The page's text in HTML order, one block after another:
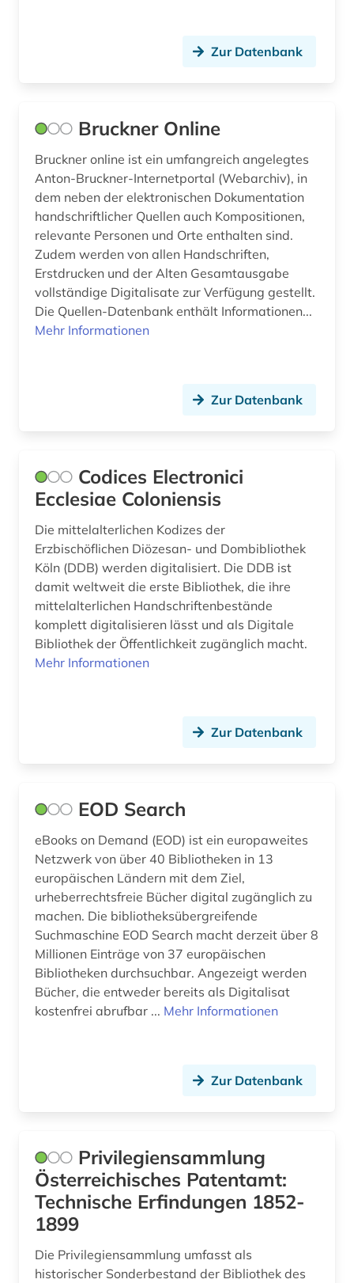
ländlicher raum (1)
manuskript (1)
maschinelles lernen (1)
mecklenburg-vorpommern (2)
medizingeschichte (1)
mittelalter (2)
naturwissenschaft und technik (1)
musikgeschichte (1)
nachdruck (1)
nachfolge (1)
nachhaltigkeit (1)
nacionalna i univerzitetska biblioteka
&amp;quot;sv. kliment ohridski&amp;quot; -
skopje (1)
nordmazedonien (1)
oberösterreich (1)
online-publikation (1)
online-ressource (1)
open access (1)
osteuropa (1)
postkarte (1)
quelle (6)
recht (1)
Zur Datenbank
Bruckner Online
Bruckner online ist ein umfangreich angelegtes
Anton-Bruckner-Internetportal (Webarchiv), in
dem neben der elektronischen Dokumentation
handschriftlicher Quellen auch Kompositionen,
relevante Personen und Orte enthalten sind.
Zudem werden von allen Handschriften,
Erstdrucken und der Alten Gesamtausgabe
vollständige Digitalisate zur Verfügung gestellt.
Die Quellen-Datenbank enthält Informationen...
Mehr Informationen
Zur Datenbank
Codices Electronici
Ecclesiae Coloniensis
Die mittelalterlichen Kodizes der
Erzbischöflichen Diözesan- und Dombibliothek
Köln (DDB) werden digitalisiert. Die DDB ist
damit weltweit die erste Bibliothek, die ihre
mittelalterlichen Handschriftenbestände
komplett digitalisieren lässt und als Digitale
Bibliothek der Öffentlichkeit zugänglich macht.
Mehr Informationen
Zur Datenbank
EOD Search
eBooks on Demand (EOD) ist ein europaweites
Netzwerk von über 40 Bibliotheken in 13
europäischen Ländern mit dem Ziel,
urheberrechtsfreie Bücher digital zugänglich zu
machen. Die bibliotheksübergreifende
Suchmaschine EOD Search macht derzeit über 8
Millionen Einträge von 37 europäischen
Bibliotheken durchsuchbar. Angezeigt werden
Bücher, die entweder bereits als Digitalisat
kostenfrei abrufbar ... Mehr Informationen
Zur Datenbank
Privilegiensammlung
Österreichisches Patentamt:
Technische Erfindungen 1852-
1899
Die Privilegiensammlung umfasst als
historischer Sonderbestand der Bibliothek des